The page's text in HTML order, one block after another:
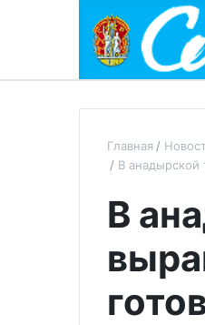
Главная
В анадырской
В